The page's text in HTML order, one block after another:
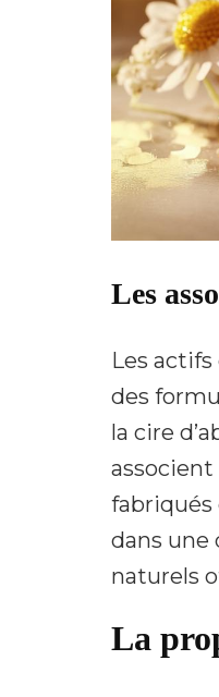
Les
Les
des
la cire
associent
fabriqués
dans une
naturels
La